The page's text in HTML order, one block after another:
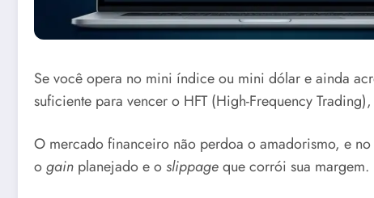
Se você opera no mini índice ou mini dólar e ainda
suficiente para vencer o HFT (High-Frequency
O mercado financeiro não perdoa o amadorismo, e
ogain planejado e oslippageque corrói sua margem.